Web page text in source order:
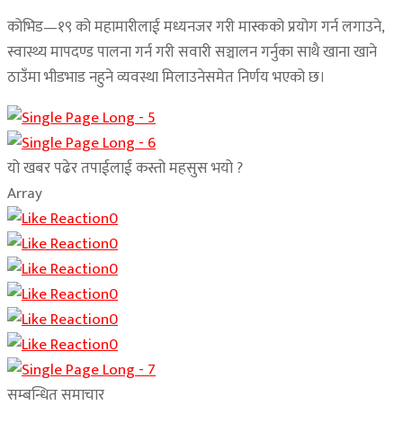
कोभिड—१९ को महामारीलाई मध्यनजर गरी मास्कको प्रयोग गर्न लगाउने,
स्वास्थ्य मापदण्ड पालना गर्न गरी सवारी सञ्चालन गर्नुका साथै खाना खाने
ठाउँमा भीडभाड नहुने व्यवस्था मिलाउनेसमेत निर्णय भएको छ।
यो खबर पढेर तपाईलाई कस्तो महसुस भयो ?
Array
0
0
0
0
0
0
सम्बन्धित समाचार